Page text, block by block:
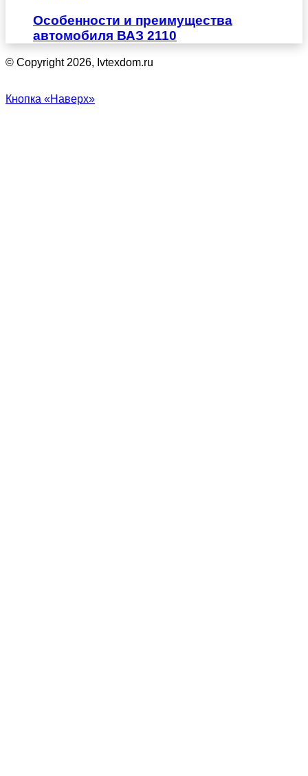
Особенности и преимущества
автомобиля ВАЗ 2110
© Copyright 2026, Ivtexdom.ru
Кнопка «Наверх»